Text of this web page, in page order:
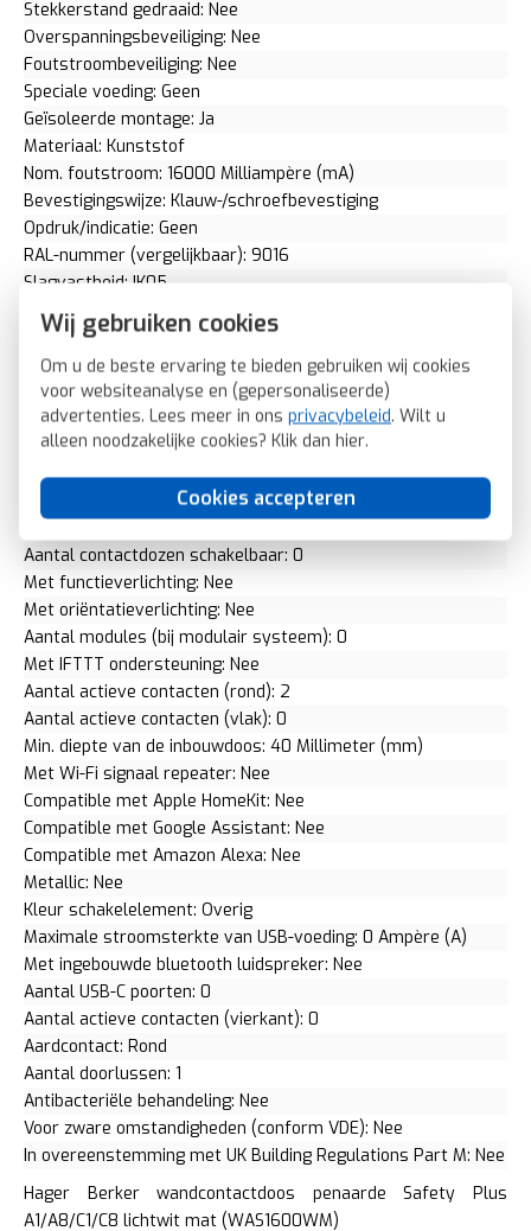
Wij gebruiken cookies
Om u de beste ervaring te bieden gebruiken wij cookies
voor websiteanalyse en (gepersonaliseerde)
advertenties. Lees meer in ons privacybeleid. Wilt u
alleen noodzakelijke cookies? Klik dan hier.
Cookies accepteren
Stekkerstand gedraaid: Nee
Overspanningsbeveiliging: Nee
Foutstroombeveiliging: Nee
Speciale voeding: Geen
Geïsoleerde montage: Ja
Materiaal: Kunststof
Nom. foutstroom: 16000 Milliampère (mA)
Bevestigingswijze: Klauw-/schroefbevestiging
Opdruk/indicatie: Geen
RAL-nummer (vergelijkbaar): 9016
Slagvastheid: IK05
Meeschakelende nul: Nee
Transparant: Nee
Uitvoering oppervlakte: Mat
Met glaszekering: Nee
Met doorlusvoorziening: Ja
Geschikt voor beschermingsgraad (IP): IP20
Schakelmateriaalbreedte: 70,9 Millimeter (mm)
Schakelmateriaalhoogte: 70,9 Millimeter (mm)
Aantal contactdozen schakelbaar: 0
Met functieverlichting: Nee
Met oriëntatieverlichting: Nee
Aantal modules (bij modulair systeem): 0
Met IFTTT ondersteuning: Nee
Aantal actieve contacten (rond): 2
Aantal actieve contacten (vlak): 0
Min. diepte van de inbouwdoos: 40 Millimeter (mm)
Met Wi-Fi signaal repeater: Nee
Compatible met Apple HomeKit: Nee
Compatible met Google Assistant: Nee
Compatible met Amazon Alexa: Nee
Metallic: Nee
Kleur schakelelement: Overig
Maximale stroomsterkte van USB-voeding: 0 Ampère (A)
Met ingebouwde bluetooth luidspreker: Nee
Aantal USB-C poorten: 0
Aantal actieve contacten (vierkant): 0
Aardcontact: Rond
Aantal doorlussen: 1
Antibacteriële behandeling: Nee
Voor zware omstandigheden (conform VDE): Nee
In overeenstemming met UK Building Regulations Part M: Nee
Hager Berker wandcontactdoos penaarde Safety Plus
A1/A8/C1/C8 lichtwit mat (WAS1600WM)